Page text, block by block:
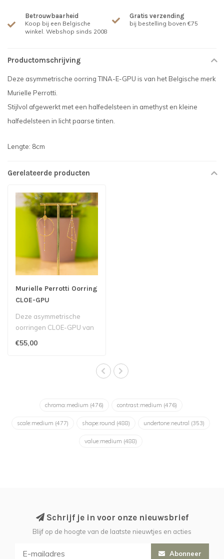
Betrouwbaarheid
Koop bij een Belgische
winkel. Webshop sinds 2008
Gratis verzending
bij bestelling boven €75
Productomschrijving
Deze asymmetrische oorring TINA-E-GPU is van het Belgische merk
Murielle Perrotti.
Stijlvol afgewerkt met een halfedelsteen in amethyst en kleine
halfedelsteen in licht paarse tinten.
Lengte: 8cm
Gerelateerde producten
Murielle Perrotti Oorring
CLOE-GPU
Deze asymmetrische
oorringen CLOE-GPU van
€55,00
chroma:medium (476) contrast:medium (476)
scale:medium (477) shape:round (488) undertone:neutral (353)
value:medium (488)
Schrijf je in voor onze nieuwsbrief
Blijf op de hoogte van de laatste nieuwtjes en acties
Abonneer